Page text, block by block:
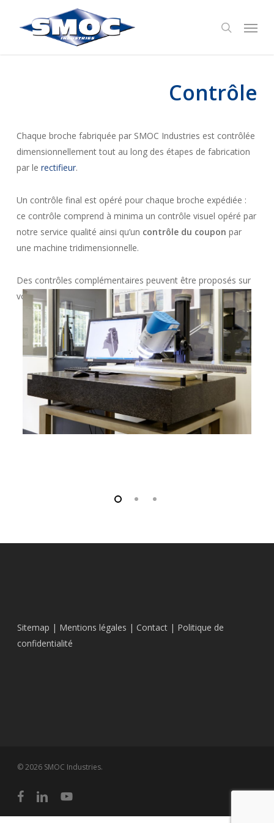
search
Menu
Contrôle
Chaque broche fabriquée par SMOC Industries est contrôlée
dimensionnellement tout au long des étapes de fabrication
par le rectifieur.
Un contrôle final est opéré pour chaque broche expédiée :
ce contrôle comprend à minima un contrôle visuel opéré par
notre service qualité ainsi qu’un contrôle du coupon par
une machine tridimensionnelle.
Des contrôles complémentaires peuvent être proposés sur
votre demande.
Sitemap | Mentions légales | Contact | Politique de
confidentialité
© 2026 SMOC Industries.
facebooklinkedinyoutube